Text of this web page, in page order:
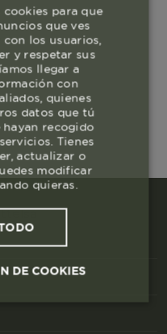
cookies para que
que ves
los usuarios,
y respetar sus
llegar a
con
quienes
datos que tú
hayan recogido
Tienes
actualizar o
modificar
quieras.
DE COOKIES